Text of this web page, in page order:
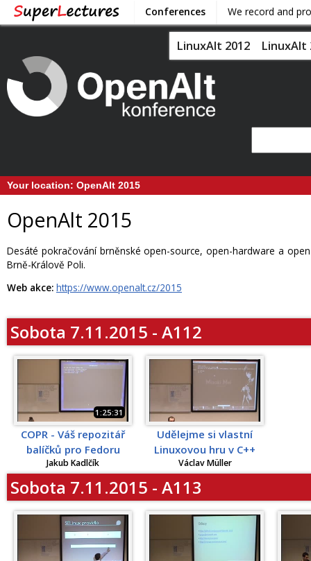
Conferences We record and
LinuxAlt 2012 LinuxAlt
Your location: OpenAlt 2015
OpenAlt 2015
Desáté pokračování brněnské open-source, open-hardware a
Brně-Králově Poli.
Web akce: https://www.openalt.cz/2015
Sobota 7.11.2015 - A112
1:25:31
COPR - Váš repozitář
balíčků pro Fedoru
Jakub Kadlčík
Udělejme si vlastní
Linuxovou hru v C++
Václav Müller
Sobota 7.11.2015 - A113